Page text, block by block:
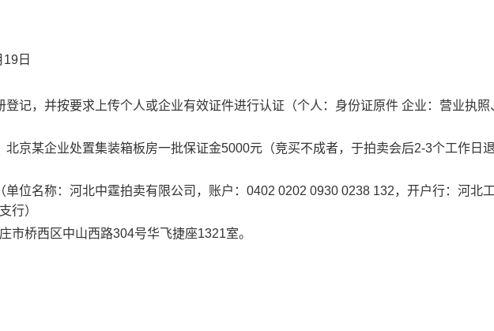
日
登记，并按要求上传个人或企业有效证件进行认证（个人：身份证原件 企业：营业执照
北京某企业处置集装箱板房一批保证金5000元（竞买不成者，于拍卖会后2-3个工作日退
单位名称：河北中霆拍卖有限公司，账户：0402 0202 0930 0238 132，开户行：河北
行）
市桥西区中山西路304号华飞捷座1321室。